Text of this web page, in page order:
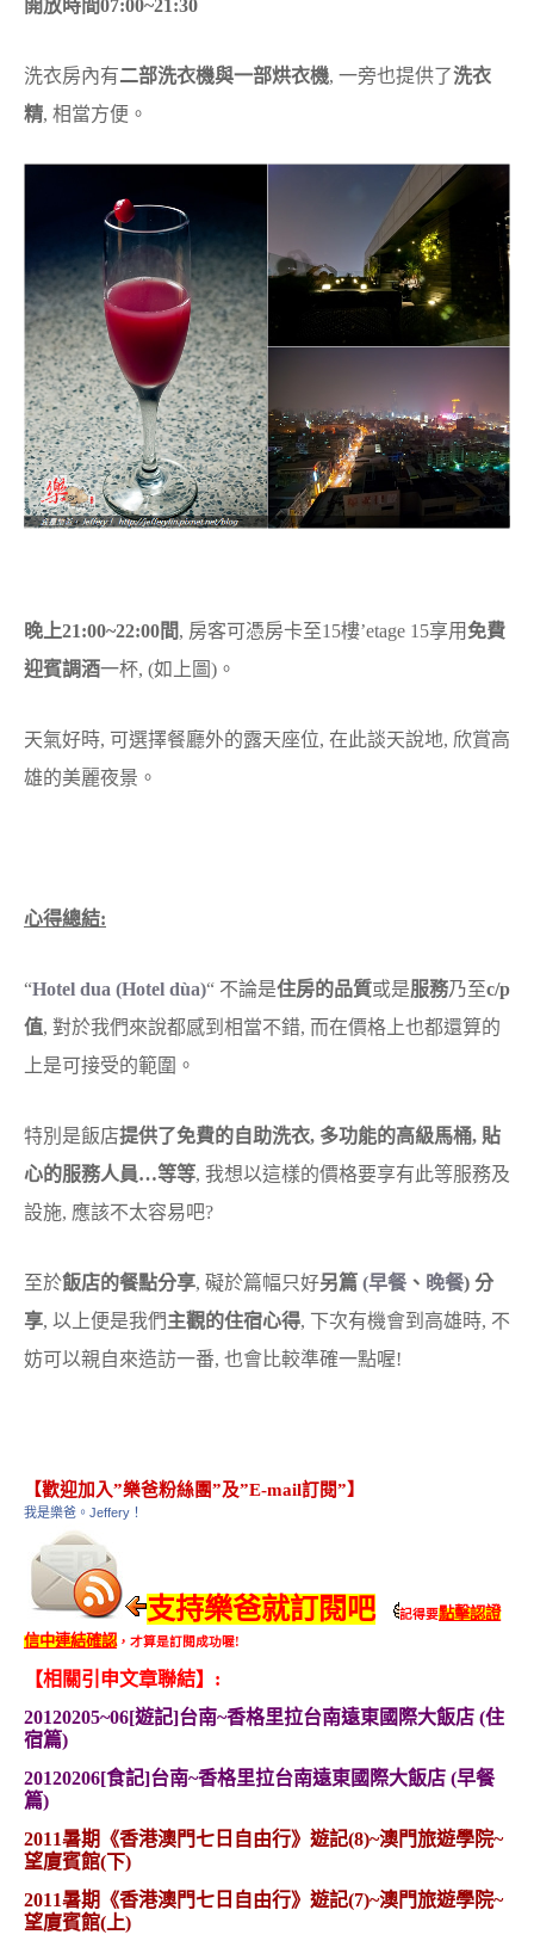
開放時間07:00~21:30
洗衣房內有二部洗衣機與一部烘衣機, 一旁也提供了洗衣
精, 相當方便。
晚上21:00~22:00間, 房客可憑房卡至15樓’etage 15享用免費
迎賓調酒一杯, (如上圖)。
天氣好時, 可選擇餐廳外的露天座位, 在此談天說地, 欣賞高
雄的美麗夜景。
心得總結:
“Hotel dua (Hotel dùa)“ 不論是住房的品質或是服務乃至c/p
值, 對於我們來說都感到相當不錯, 而在價格上也都還算的
上是可接受的範圍。
特別是飯店提供了免費的自助洗衣, 多功能的高級馬桶, 貼
心的服務人員…等等, 我想以這樣的價格要享有此等服務及
設施, 應該不太容易吧?
至於飯店的餐點分享, 礙於篇幅只好另篇 (早餐 、 晚餐) 分
享, 以上便是我們主觀的住宿心得, 下次有機會到高雄時, 不
妨可以親自來造訪一番, 也會比較準確一點喔!
【歡迎加入”樂爸粉絲團”及”E-mail訂閱”】
我是樂爸。Jeffery！
支持樂爸就訂閱吧 記得要點擊認證
信中連結確認，才算是訂閱成功喔!
【相關引申文章聯結】:
20120205~06[遊記]台南~香格里拉台南遠東國際大飯店 (住
宿篇)
20120206[食記]台南~香格里拉台南遠東國際大飯店 (早餐
篇)
2011暑期《香港澳門七日自由行》遊記(8)~澳門旅遊學院~
望廈賓館(下)
2011暑期《香港澳門七日自由行》遊記(7)~澳門旅遊學院~
望廈賓館(上)